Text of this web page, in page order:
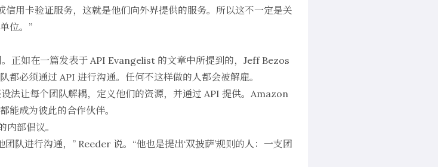
信用卡验证服务，这就是他们向外界提供的服务。所以这不一定是关
位。”
正如在一篇发表于 API Evangelist 的文章中所提到的，Jeff Bezos
必须通过 API 进行沟通。任何不这样做的人都会被解雇。
法让每个团队解耦，定义他们的资源，并通过 API 提供。Amazon
能成为彼此的合作伙伴。
部倡议。
队进行沟通，” Reeder 说。“他也是提出‘双披萨’规则的人：一支团